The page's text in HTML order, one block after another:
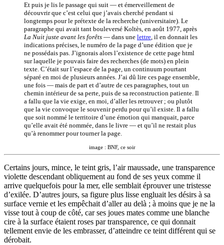
Et puis je lis le passage qui suit — et émerveillement de
découvrir que c’est celui que j’avais cherché pendant si
longtemps pour le prétexte de la recherche (universitaire). Le
paragraphe qui avait tant bouleversé Koltès, en août 1977, après
La Nuit juste avant les forêts — dans une lettre , il en donnait les
indications précises, le numéro de la page d’une édition que je
ne possédais pas. J’ignorais alors l’existence de cette page html
sur laquelle je pouvais faire des recherches (de mots) en plein
texte. C’était sur l’espace de la page, un continuum pourtant
séparé en moi de plusieurs années. J’ai dû lire ces page ensemble,
une fois — mais de part et d’autre de ces paragraphes, tout un
chemin intérieur de sa perte, puis de sa reconstruction patiente. Il
a fallu que la vie exige, en moi, d’aller les retrouver ; ou plutôt
que la vie convoque le souvenir perdu pour qu’il existe. Il a fallu
que soit nommé le territoire d’une émotion qui manquait, parce
qu’elle avait été nommée, dans le livre — et qu’il ne restait plus
qu’à renommer pour tourner la page.
image : BNF, ce soir
Certains jours, mince, le teint gris, l’air maussade, une transparence
violette descendant obliquement au fond de ses yeux comme il
arrive quelquefois pour la mer, elle semblait éprouver une tristesse
d’exilée. D’autres jours, sa figure plus lisse engluait les désirs à sa
surface vernie et les empêchait d’aller au delà ; à moins que je ne la
visse tout à coup de côté, car ses joues mates comme une blanche
cire à la surface étaient roses par transparence, ce qui donnait
tellement envie de les embrasser, d’atteindre ce teint différent qui se
dérobait.